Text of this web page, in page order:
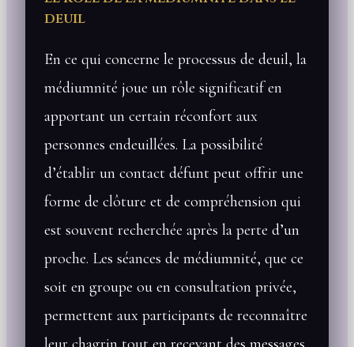
deuil
En ce qui concerne le processus de deuil, la
médiumnité joue un rôle significatif en
apportant un certain réconfort aux
personnes endeuillées. La possibilité
d’établir un contact défunt peut offrir une
forme de clôture et de compréhension qui
est souvent recherchée après la perte d’un
proche. Les séances de médiumnité, que ce
soit en groupe ou en consultation privée,
permettent aux participants de reconnaître